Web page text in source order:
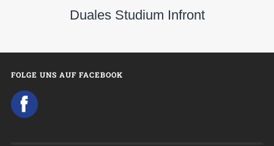
Duales Studium Infront
FOLGE UNS AUF FACEBOOK